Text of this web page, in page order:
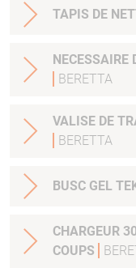
TAPIS DE
NECESSAIRE
BERETTA
VALISE DE
BERETTA
BUSC GEL
CHARGEUR
COUPS